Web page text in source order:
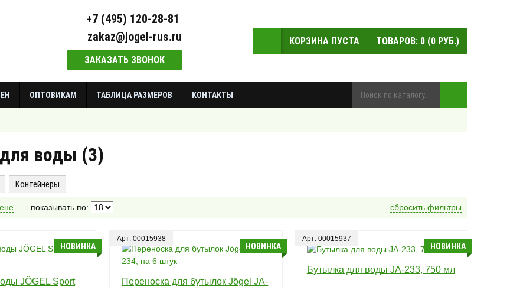
+7 (495) 120-28-81
zakaz@jogel-rus.ru
ЗАКАЗАТЬ ЗВОНОК
КОРЗИНА ПУСТА ТОВАРОВ: 0 (0 РУБ.)
ОПТОВИКАМ ТАБЛИЦА РАЗМЕРОВ КОНТАКТЫ
воды (3)
Контейнеры
показывать по: сбросить фильтры
НОВИНКА
JÖGEL Sport
Арт: 00015938
НОВИНКА
Переноска для бутылок Jögel JA-
Арт: 00015937
НОВИНКА
Бутылка для воды JA-233, 750 мл